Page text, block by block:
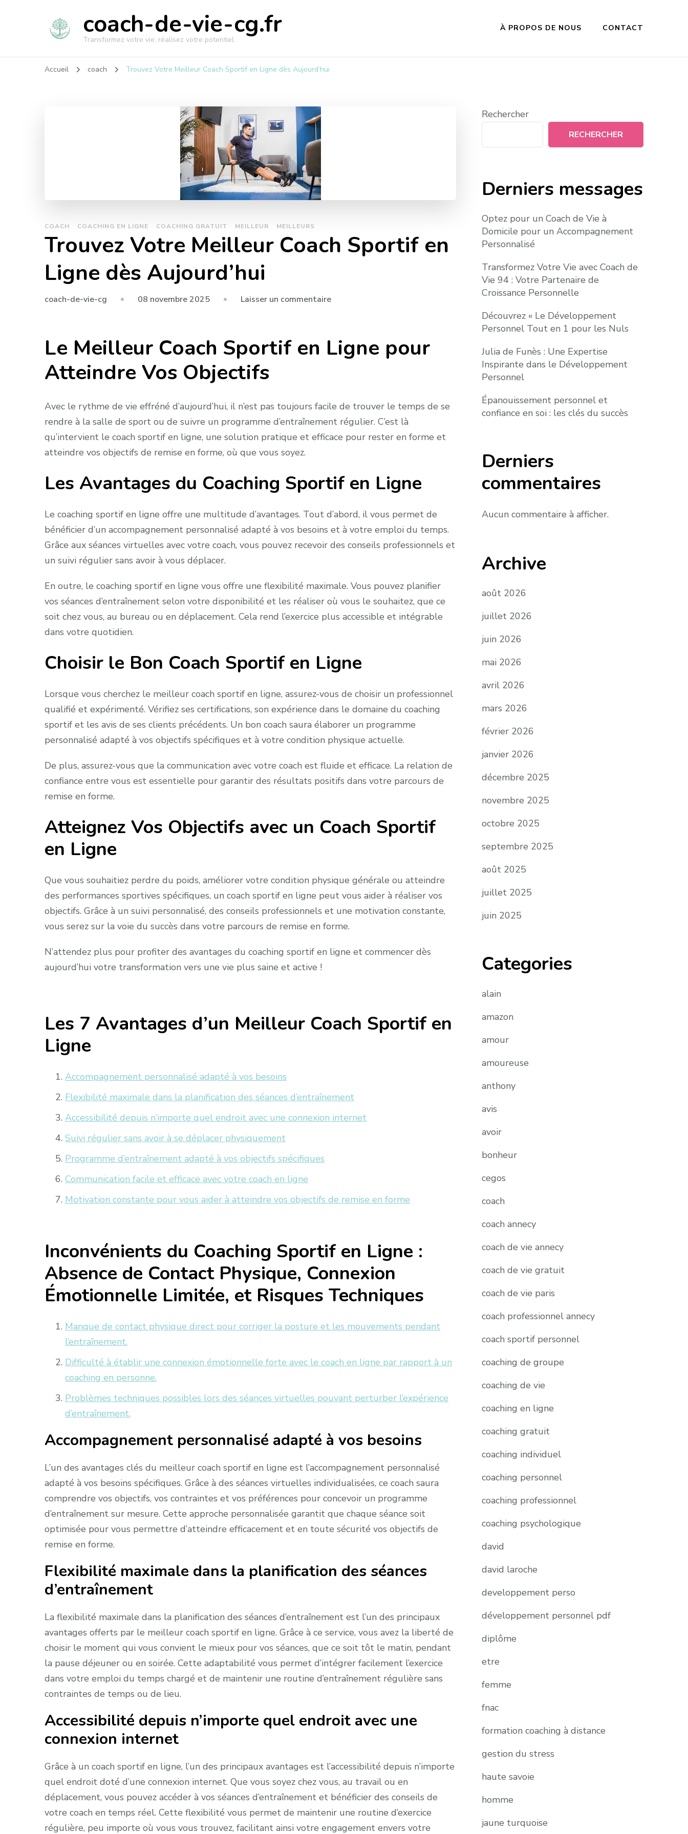
coach-de-vie-cg.fr
Transformez votre vie, réalisez votre potentiel.
À PROPOS DE NOUS CONTACT
Accueil coach Trouvez Votre Meilleur Coach Sportif en Ligne dès Aujourd’hui
COACH COACHING EN LIGNE COACHING GRATUIT MEILLEUR MEILLEURS
Trouvez Votre Meilleur Coach Sportif en
Ligne dès Aujourd’hui
coach-de-vie-cg 08 novembre 2025 Laisser un commentairesur
Meilleur
Coach
dès
Aujourd’hui
Le Meilleur Coach Sportif en Ligne pour
Atteindre Vos Objectifs
Avec le rythme de vie effréné d’aujourd’hui, il n’est pas toujours facile de trouver le temps de se
rendre à la salle de sport ou de suivre un programme d’entraînement régulier. C’est là
qu’intervient le coach sportif en ligne, une solution pratique et efficace pour rester en forme et
atteindre vos objectifs de remise en forme, où que vous soyez.
Les Avantages du Coaching Sportif en Ligne
Le coaching sportif en ligne offre une multitude d’avantages. Tout d’abord, il vous permet de
bénéficier d’un accompagnement personnalisé adapté à vos besoins et à votre emploi du temps.
Grâce aux séances virtuelles avec votre coach, vous pouvez recevoir des conseils professionnels et
un suivi régulier sans avoir à vous déplacer.
En outre, le coaching sportif en ligne vous offre une flexibilité maximale. Vous pouvez planifier
vos séances d’entraînement selon votre disponibilité et les réaliser où vous le souhaitez, que ce
soit chez vous, au bureau ou en déplacement. Cela rend l’exercice plus accessible et intégrable
dans votre quotidien.
Choisir le Bon Coach Sportif en Ligne
Lorsque vous cherchez le meilleur coach sportif en ligne, assurez-vous de choisir un professionnel
qualifié et expérimenté. Vérifiez ses certifications, son expérience dans le domaine du coaching
sportif et les avis de ses clients précédents. Un bon coach saura élaborer un programme
personnalisé adapté à vos objectifs spécifiques et à votre condition physique actuelle.
De plus, assurez-vous que la communication avec votre coach est fluide et efficace. La relation de
confiance entre vous est essentielle pour garantir des résultats positifs dans votre parcours de
remise en forme.
Atteignez Vos Objectifs avec un Coach Sportif
en Ligne
Que vous souhaitiez perdre du poids, améliorer votre condition physique générale ou atteindre
des performances sportives spécifiques, un coach sportif en ligne peut vous aider à réaliser vos
objectifs. Grâce à un suivi personnalisé, des conseils professionnels et une motivation constante,
vous serez sur la voie du succès dans votre parcours de remise en forme.
N’attendez plus pour profiter des avantages du coaching sportif en ligne et commencer dès
aujourd’hui votre transformation vers une vie plus saine et active !
Les 7 Avantages d’un Meilleur Coach Sportif en
Ligne
Accompagnement personnalisé adapté à vos besoins
Flexibilité maximale dans la planification des séances d’entraînement
Accessibilité depuis n’importe quel endroit avec une connexion internet
Suivi régulier sans avoir à se déplacer physiquement
Programme d’entraînement adapté à vos objectifs spécifiques
Communication facile et efficace avec votre coach en ligne
Motivation constante pour vous aider à atteindre vos objectifs de remise en forme
Inconvénients du Coaching Sportif en Ligne :
Absence de Contact Physique, Connexion
Émotionnelle Limitée, et Risques Techniques
Manque de contact physique direct pour corriger la posture et les mouvements pendant
l’entraînement.
Difficulté à établir une connexion émotionnelle forte avec le coach en ligne par rapport à un
coaching en personne.
Problèmes techniques possibles lors des séances virtuelles pouvant perturber l’expérience
d’entraînement.
Accompagnement personnalisé adapté à vos besoins
L’un des avantages clés du meilleur coach sportif en ligne est l’accompagnement personnalisé
adapté à vos besoins spécifiques. Grâce à des séances virtuelles individualisées, ce coach saura
comprendre vos objectifs, vos contraintes et vos préférences pour concevoir un programme
d’entraînement sur mesure. Cette approche personnalisée garantit que chaque séance soit
optimisée pour vous permettre d’atteindre efficacement et en toute sécurité vos objectifs de
remise en forme.
Flexibilité maximale dans la planification des séances
d’entraînement
La flexibilité maximale dans la planification des séances d’entraînement est l’un des principaux
avantages offerts par le meilleur coach sportif en ligne. Grâce à ce service, vous avez la liberté de
choisir le moment qui vous convient le mieux pour vos séances, que ce soit tôt le matin, pendant
la pause déjeuner ou en soirée. Cette adaptabilité vous permet d’intégrer facilement l’exercice
dans votre emploi du temps chargé et de maintenir une routine d’entraînement régulière sans
contraintes de temps ou de lieu.
Accessibilité depuis n’importe quel endroit avec une
connexion internet
Grâce à un coach sportif en ligne, l’un des principaux avantages est l’accessibilité depuis n’importe
quel endroit doté d’une connexion internet. Que vous soyez chez vous, au travail ou en
déplacement, vous pouvez accéder à vos séances d’entraînement et bénéficier des conseils de
votre coach en temps réel. Cette flexibilité vous permet de maintenir une routine d’exercice
régulière, peu importe où vous vous trouvez, facilitant ainsi votre engagement envers votre
Rechercher
RECHERCHER
Derniers messages
Optez pour un Coach de Vie à
Domicile pour un Accompagnement
Personnalisé
Transformez Votre Vie avec Coach de
Vie 94 : Votre Partenaire de
Croissance Personnelle
Découvrez « Le Développement
Personnel Tout en 1 pour les Nuls
Julia de Funès : Une Expertise
Inspirante dans le Développement
Personnel
Épanouissement personnel et
confiance en soi : les clés du succès
Derniers
commentaires
Aucun commentaire à afficher.
Archive
août 2026
juillet 2026
juin 2026
mai 2026
avril 2026
mars 2026
février 2026
janvier 2026
décembre 2025
novembre 2025
octobre 2025
septembre 2025
août 2025
juillet 2025
juin 2025
Categories
alain
amazon
amour
amoureuse
anthony
avis
avoir
bonheur
cegos
coach
coach annecy
coach de vie annecy
coach de vie gratuit
coach de vie paris
coach professionnel annecy
coach sportif personnel
coaching de groupe
coaching de vie
coaching en ligne
coaching gratuit
coaching individuel
coaching personnel
coaching professionnel
coaching psychologique
david
david laroche
developpement perso
développement personnel pdf
diplôme
etre
femme
fnac
formation coaching à distance
gestion du stress
haute savoie
homme
jaune turquoise